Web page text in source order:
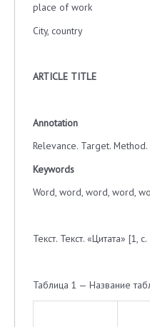
place of work
City, country
ARTICLE TITLE
Annotation
Relevance. Target. Method.
Keywords
Word, word, word, word,
Текст. Текст. «Цитата» [1,
Таблица 1 — Название